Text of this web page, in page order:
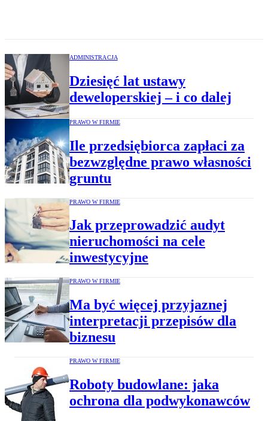
ADMINISTRACJA
Dziesięć lat ustawy
deweloperskiej – i co dalej
PRAWO W FIRMIE
Ile przedsiębiorca zapłaci za
bezwzględne prawo własności
gruntu
PRAWO W FIRMIE
Jak przeprowadzić audyt
nieruchomości na cele
inwestycyjne
PRAWO W FIRMIE
Ma być więcej przyjaznej
interpretacji przepisów dla
biznesu
PRAWO W FIRMIE
Roboty budowlane: jaka
ochrona dla podwykonawców